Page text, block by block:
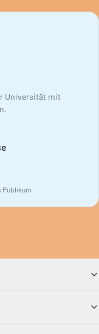
Universität mit
Publikum